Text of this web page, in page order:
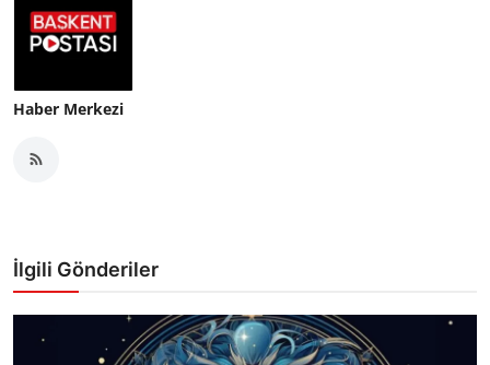
Haber Merkezi
İlgili Gönderiler